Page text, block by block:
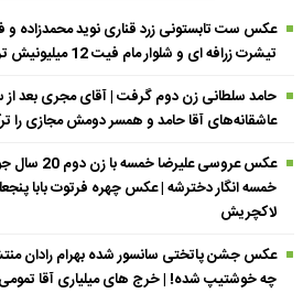
عکس ست تابستونی زرد قناری نوید محمدزاده و
تیشرت زرافه ای و شلوار مام فیت 12 میلیونیش ترکوند
حامد سلطانی زن دوم گرفت | آقای مجری بعد
عاشقانه‌های آقا حامد و همسر دومش مجازی را
عکس عروسی
خمسه انگار دخترشه | عکس چهره فرتوت بابا
لاکچریش
عکس جشن پاتختی سانسور شده بهرام رادان
چه خوشتیپ شده! | خرج های میلیاری آقا